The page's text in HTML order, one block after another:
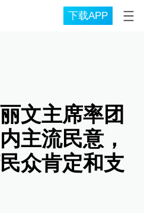
下载APP
文主席率团
主流民意，
众肯定和支